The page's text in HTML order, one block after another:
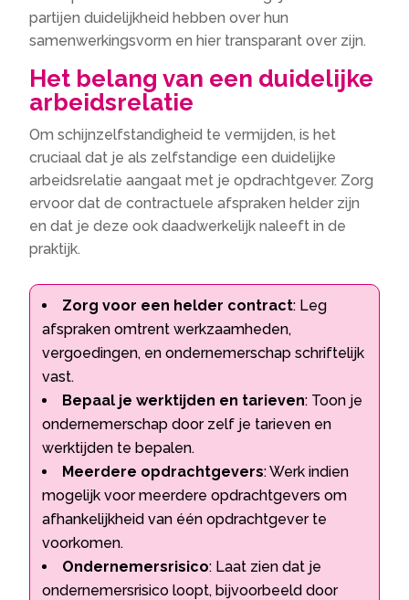
partijen duidelijkheid hebben over hun
samenwerkingsvorm en hier transparant over zijn.
Het belang van een duidelijke
arbeidsrelatie
Om schijnzelfstandigheid te vermijden, is het
cruciaal dat je als zelfstandige een duidelijke
arbeidsrelatie aangaat met je opdrachtgever. Zorg
ervoor dat de contractuele afspraken helder zijn
en dat je deze ook daadwerkelijk naleeft in de
praktijk.
Zorg voor een helder contract: Leg
afspraken omtrent werkzaamheden,
vergoedingen, en ondernemerschap schriftelijk
vast.
Bepaal je werktijden en tarieven: Toon je
ondernemerschap door zelf je tarieven en
werktijden te bepalen.
Meerdere opdrachtgevers: Werk indien
mogelijk voor meerdere opdrachtgevers om
afhankelijkheid van één opdrachtgever te
voorkomen.
Ondernemersrisico: Laat zien dat je
ondernemersrisico loopt, bijvoorbeeld door